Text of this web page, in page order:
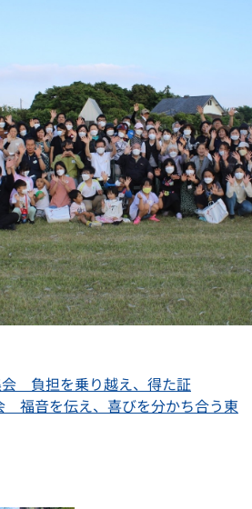
会 負担を乗り越え、得た証
福音を伝え、喜びを分かち合う東